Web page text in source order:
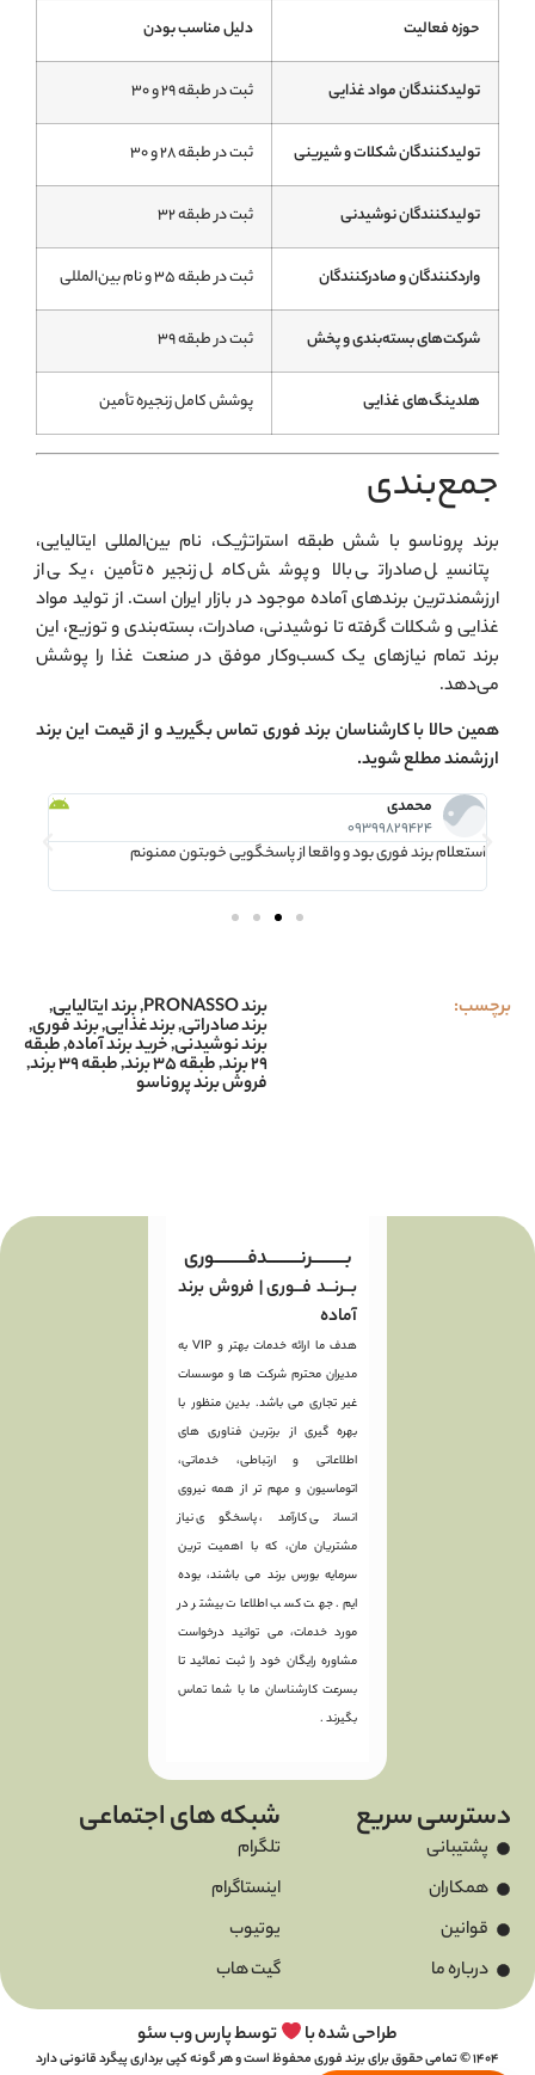
حوزه فعالیت دلیل مناسب بودن
تولیدکنندگان مواد غذایی ثبت در طبقه ۲۹ و ۳۰
تولیدکنندگان شکلات و شیرینی ثبت در طبقه ۲۸ و ۳۰
تولیدکنندگان نوشیدنی ثبت در طبقه ۳۲
واردکنندگان و صادرکنندگان ثبت در طبقه ۳۵ و نام بین‌المللی
شرکت‌های بسته‌بندی و پخش ثبت در طبقه ۳۹
هلدینگ‌های غذایی پوشش کامل زنجیره تأمین
جمع‌بندی
برند پروناسو با شش طبقه استراتژیک، نام بین‌المللی ایتالیایی،
پتانسیل صادراتی بالا و پوشش کامل زنجیره تأمین، یکی از
ارزشمندترین برندهای آماده موجود در بازار ایران است. از تولید مواد
غذایی و شکلات گرفته تا نوشیدنی، صادرات، بسته‌بندی و توزیع، این
برند تمام نیازهای یک کسب‌وکار موفق در صنعت غذا را پوشش
می‌دهد.
همین حالا با کارشناسان برند فوری تماس بگیرید و از قیمت این برند
ارزشمند مطلع شوید.
محمدی
09399829424
استعلام برند فوری بود و واقعا از پاسخگویی خوبتون ممنونم
برچسب: برند PRONASSO ,برند ایتالیایی,
برند صادراتی,برند غذایی,برند فوری,
برند نوشیدنی,خرید برند آماده,طبقه
۲۹ برند ,طبقه ۳۵ برند ,طبقه ۳۹ برند ,
فروش برند پروناسو
بـــــــــرنـــــــــدفـــــــــوری
بــرنــد فــوری | فروش برند
آماده
هدف ما ارائه خدمات بهتر و VIP به
مدیران محترم شرکت ها و موسسات
غیر تجاری می باشد. بدین منظور با
بهره گیری از برترین فناوری های
اطلاعاتی و ارتباطی، خدماتی،
اتوماسیون و مهم تر از همه نیروی
انسانی کارآمد، پاسخگوی نیاز
مشتریان مان، که با اهمیت ترین
سرمایه بورس برند می باشند، بوده
ایم. جهت کسب اطلاعات بیشتر در
مورد خدمات، می توانید درخواست
مشاوره رایگان خود را ثبت نمائید تا
بسرعت کارشناسان ما با شما تماس
بگیرند .
دسترسی سریع
پشتیبانی
همکاران
قوانین
درباره ما
شبکه های اجتماعی
تلگرام
اینستاگرام
یوتیوب
گیت هاب
1404 © تمامی حقوق برای برند فوری محفوظ است و هر گونه کپی برداری پیگرد قانونی دارد
طراحی شده با توسط پارس وب سئو